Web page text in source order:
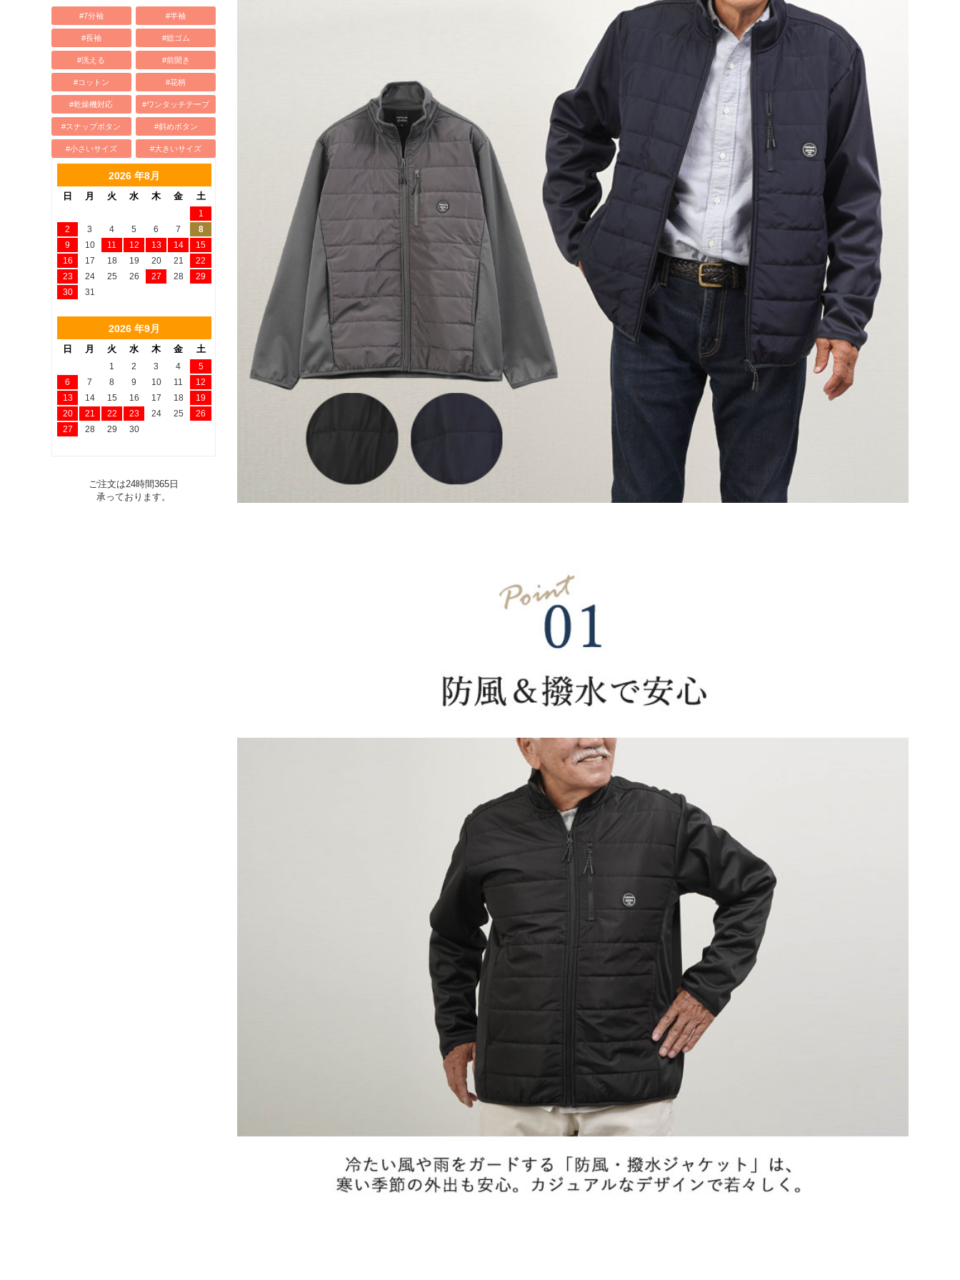
#7分袖 #半袖
#長袖 #総ゴム
#洗える #前開き
#コットン #花柄
#乾燥機対応 #ワンタッチテープ
#スナップボタン #斜めボタン
#小さいサイズ #大きいサイズ
2026 年8月
日 月 火 水 木 金 土
1
2
3 4 5 6 7
8
9
10 11 12 13 14
15
16
17 18 19 20 21
22
23
24 25 26 27 28
29
30
31
2026 年9月
日 月 火 水 木 金 土
1 2 3 4
5
6
7 8 9 10 11
12
13
14 15 16 17 18
19
20
21 22 23 24 25
26
27
28 29 30
ご注文は24時間365日
承っております。